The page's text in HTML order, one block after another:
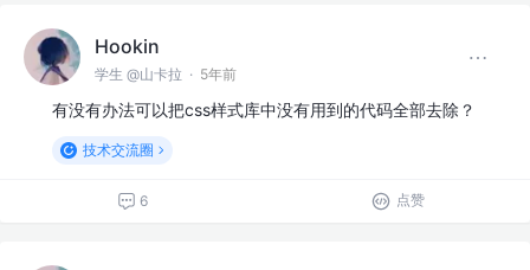
Hookin
学生 @山卡拉 · 5年前
有没有办法可以把css样式库中没有用到的代码全部去除？
技术交流圈
6 点赞